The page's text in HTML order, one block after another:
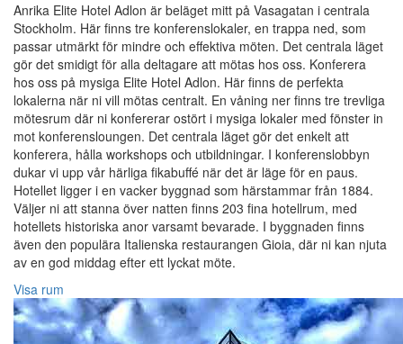
Anrika Elite Hotel Adlon är beläget mitt på Vasagatan i centrala
Stockholm. Här finns tre konferenslokaler, en trappa ned, som
passar utmärkt för mindre och effektiva möten. Det centrala läget
gör det smidigt för alla deltagare att mötas hos oss. Konferera
hos oss på mysiga Elite Hotel Adlon. Här finns de perfekta
lokalerna när ni vill mötas centralt. En våning ner finns tre trevliga
mötesrum där ni konfererar ostört i mysiga lokaler med fönster in
mot konferensloungen. Det centrala läget gör det enkelt att
konferera, hålla workshops och utbildningar. I konferenslobbyn
dukar vi upp vår härliga fikabuffé när det är läge för en paus.
Hotellet ligger i en vacker byggnad som härstammar från 1884.
Väljer ni att stanna över natten finns 203 fina hotellrum, med
hotellets historiska anor varsamt bevarade. I byggnaden finns
även den populära Italienska restaurangen Gioia, där ni kan njuta
av en god middag efter ett lyckat möte.
Visa rum